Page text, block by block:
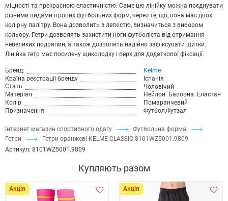
Інтернет магазин спортивного одягу
Футбольна форма
Гетри
Гетри оранжеві KELME CLASSIC 8101WZ5001.9809
міцності та прекрасною еластичністю. Саме цю лінійку можна поєднувати
різними видами ігрових футбольних форм, через те, що, вона має двох
колірну палітру. Вона дозволить з легкістю, визначиться з вибором
кольору. Гетри дозволять захистити ноги футболіста від отримання
невеликих подряпин, а також дозволять надійно зафіксувати щитки.
Лінійка гетр має посилену щиколодку і верх для додаткової фіксації.
Бренд:
Kelme
Країна реєстрації бренду
Іспанія
Стать
Чоловічий
Матеріал
Нейлон. Бавовна. Еластан
Колір
Помаранчевий
Призначення
Футбол,Футзал
Артикул: 8101WZ5001.9809
Купляють разом
Акція Акція